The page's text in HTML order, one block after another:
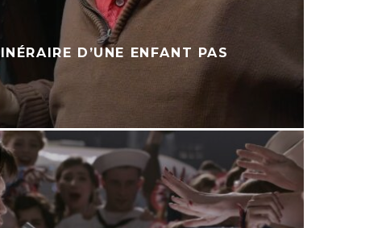
D’UNE ENFANT PAS